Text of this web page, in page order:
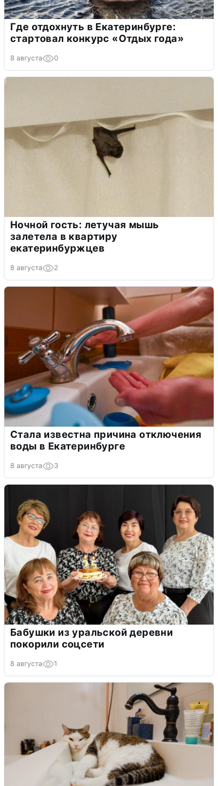
Где отдохнуть в Екатеринбурге:
стартовал конкурс «Отдых года»
8 августа 0
Ночной гость: летучая мышь
залетела в квартиру
екатеринбуржцев
8 августа 2
Стала известна причина отключения
воды в Екатеринбурге
8 августа 3
Бабушки из уральской деревни
покорили соцсети
8 августа 1